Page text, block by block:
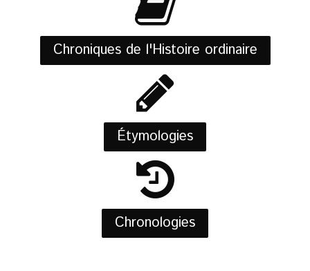
Chroniques de l'Histoire ordinaire
Étymologies
Chronologies